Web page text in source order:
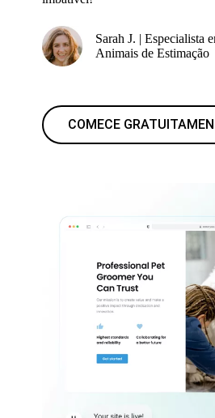
Sarah J. | Especialista
Animais de Estimação
COMECE